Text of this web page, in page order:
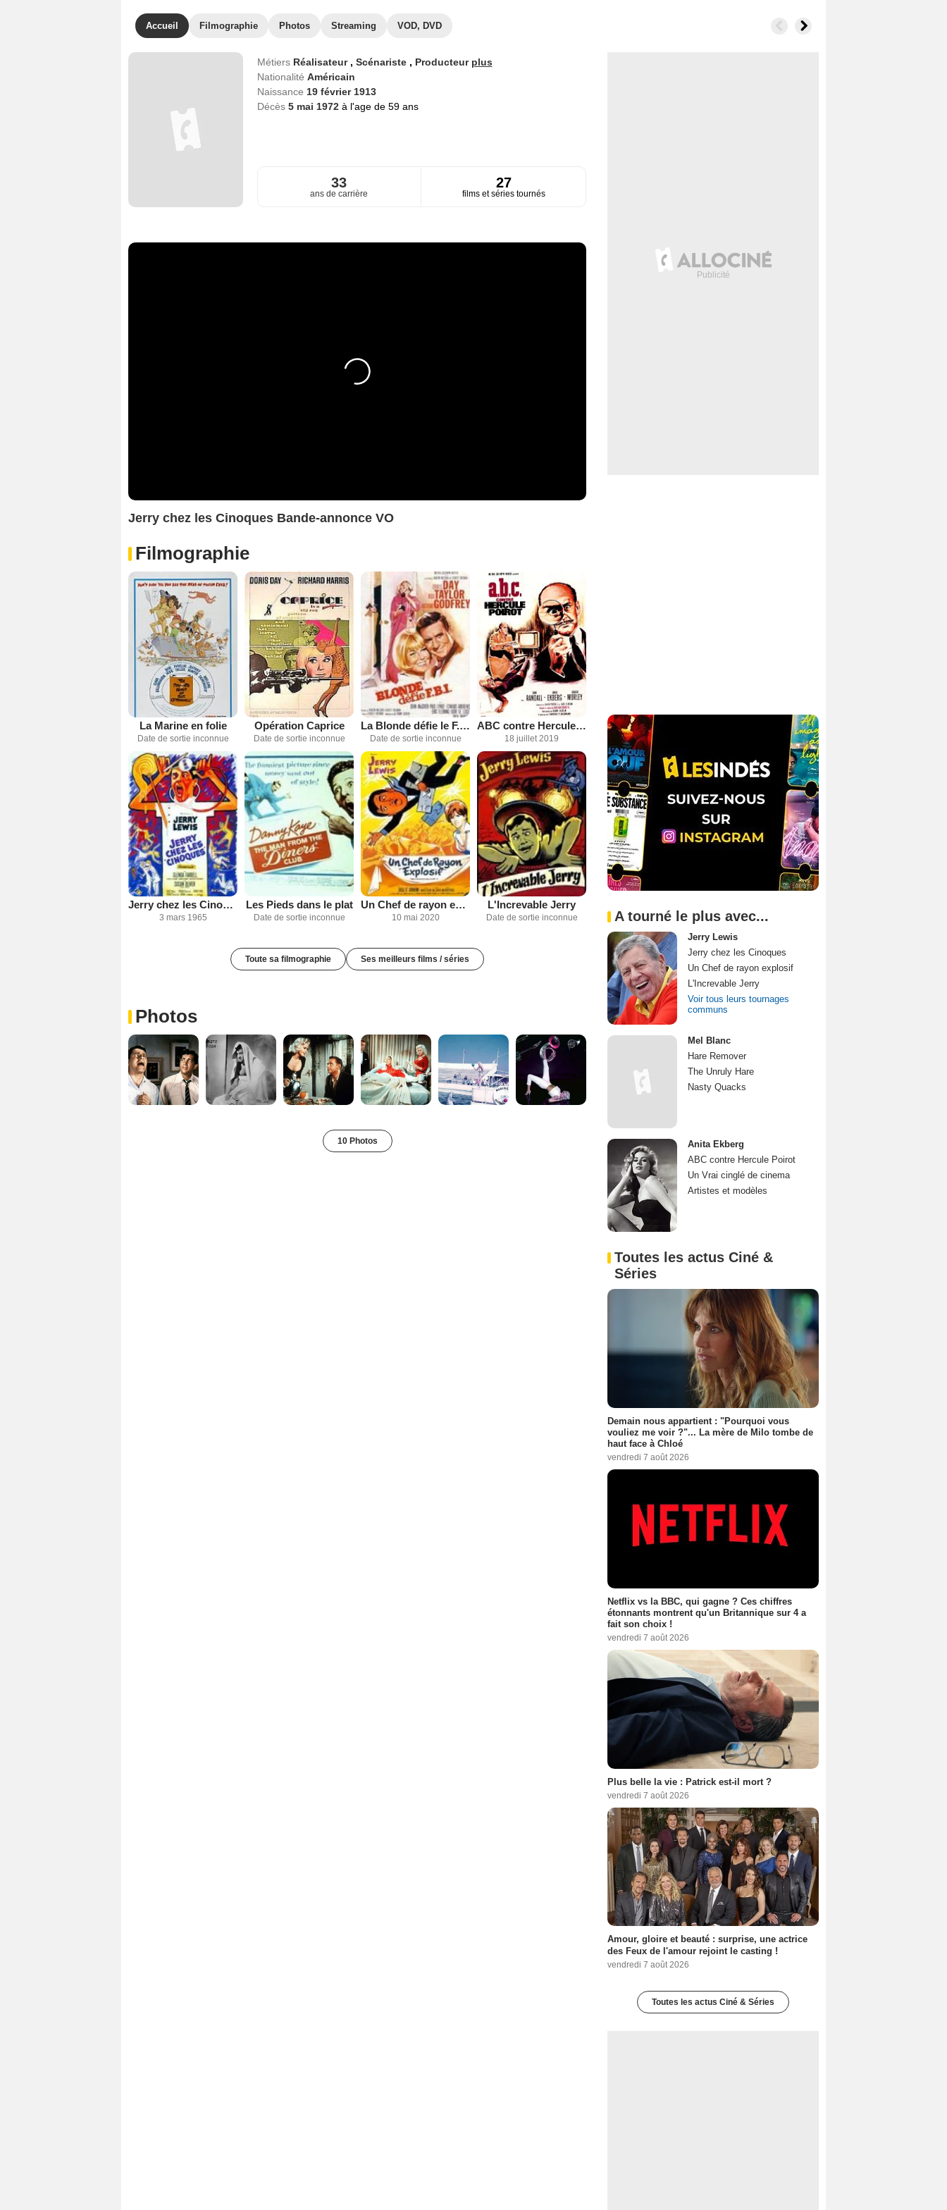
Accueil Filmographie Photos Streaming VOD, DVD
Métiers Réalisateur , Scénariste , Producteur plus
Nationalité Américain
Naissance 19 février 1913
Décès 5 mai 1972 à l'age de 59 ans
33
ans de carrière
27
films et séries tournés
Jerry chez les Cinoques Bande-annonce VO
Filmographie
La Marine en folie
Date de sortie inconnue
Opération Caprice
Date de sortie inconnue
La Blonde défie le F.B.I.
Date de sortie inconnue
ABC contre Hercule Poirot
18 juillet 2019
Jerry chez les Cinoques
3 mars 1965
Les Pieds dans le plat
Date de sortie inconnue
Un Chef de rayon explosif
10 mai 2020
L'Increvable Jerry
Date de sortie inconnue
Toute sa filmographie Ses meilleurs films / séries
Photos
10 Photos
A tourné le plus avec...
Jerry Lewis
Jerry chez les Cinoques
Un Chef de rayon explosif
L'Increvable Jerry
Voir tous leurs tournages
communs
Mel Blanc
Hare Remover
The Unruly Hare
Nasty Quacks
Anita Ekberg
ABC contre Hercule Poirot
Un Vrai cinglé de cinema
Artistes et modèles
Toutes les actus Ciné &
Séries
Demain nous appartient : "Pourquoi vous
vouliez me voir ?"... La mère de Milo tombe de
haut face à Chloé
vendredi 7 août 2026
Netflix vs la BBC, qui gagne ? Ces chiffres
étonnants montrent qu'un Britannique sur 4 a
fait son choix !
vendredi 7 août 2026
Plus belle la vie : Patrick est-il mort ?
vendredi 7 août 2026
Amour, gloire et beauté : surprise, une actrice
des Feux de l'amour rejoint le casting !
vendredi 7 août 2026
Toutes les actus Ciné & Séries